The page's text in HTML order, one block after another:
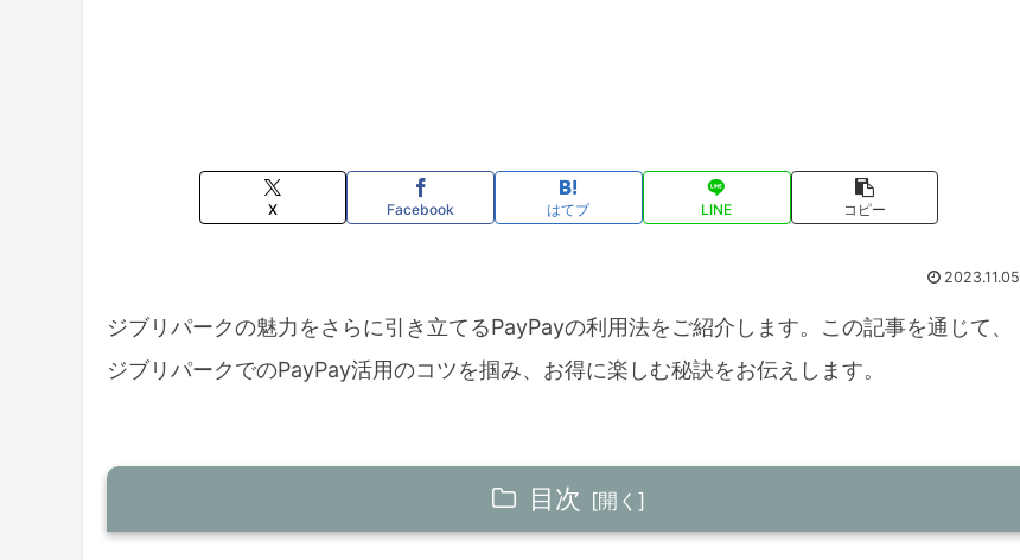
X Facebook はてブ LINE コピー
2023.11.05
ジブリパークの魅力をさらに引き立てるPayPayの利用法をご紹介します。この記事を通じて、
ジブリパークでのPayPay活用のコツを掴み、お得に楽しむ秘訣をお伝えします。
目次